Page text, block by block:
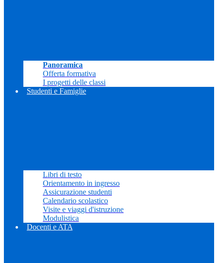
Panoramica
Offerta formativa
I progetti delle classi
Studenti e Famiglie
Libri di testo
Orientamento in ingresso
Assicurazione studenti
Calendario scolastico
Visite e viaggi d'istruzione
Modulistica
Docenti e ATA